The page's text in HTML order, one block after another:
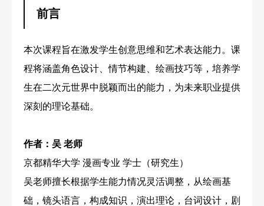
前言
本次课程旨在激发学生创意思维和艺术表达能力。课
程将涵盖角色设计、情节构建、绘画技巧等，培养学
生在二次元世界中脱颖而出的能力，为未来职业提供
深刻的理论基础。
作者：吴 老师
京都精华大学 漫画专业 学士（研究生）
吴老师擅长根据学生能力情况灵活调整，从绘画基
础，镜头语言，构成知识，演出理论，台词设计，剧